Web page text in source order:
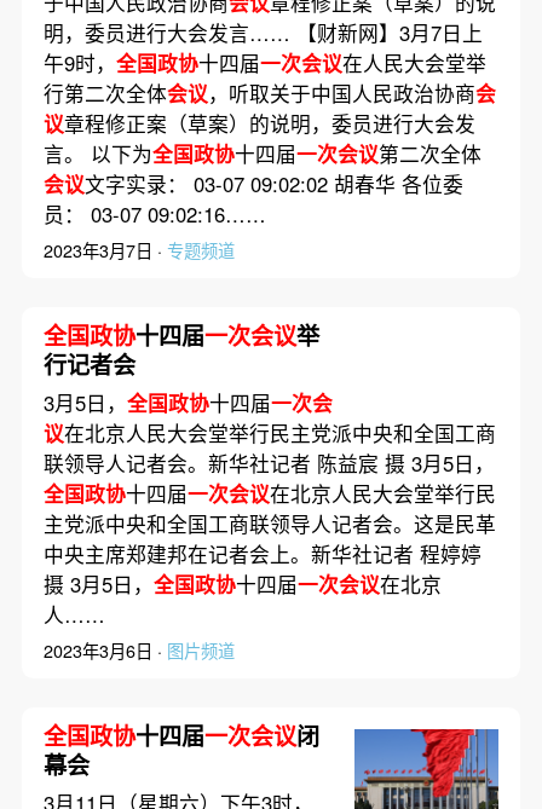
明，委员进行大会发言…… 【财新网】3月7日上
午9时， 全国政协十四届一次会议在人民大会堂举
行第二次全体会议，听取关于中国人民政治协商会
议章程修正案（草案）的说明，委员进行大会发
言。 以下为全国政协十四届一次会议第二次全体
会议文字实录： 03-07 09:02:02 胡春华 各位委
员： 03-07 09:02:16……
2023年3月7日 · 专题频道
全国政协十四届一次会议举
行记者会
3月5日， 全国政协十四届一次会
议在北京人民大会堂举行民主党派中央和全国工商
联领导人记者会。新华社记者 陈益宸 摄 3月5日，
全国政协十四届一次会议在北京人民大会堂举行民
主党派中央和全国工商联领导人记者会。这是民革
中央主席郑建邦在记者会上。新华社记者 程婷婷
摄 3月5日， 全国政协十四届一次会议在北京
人……
2023年3月6日 · 图片频道
全国政协十四届一次会议闭
幕会
3月11日（星期六）下午3时，